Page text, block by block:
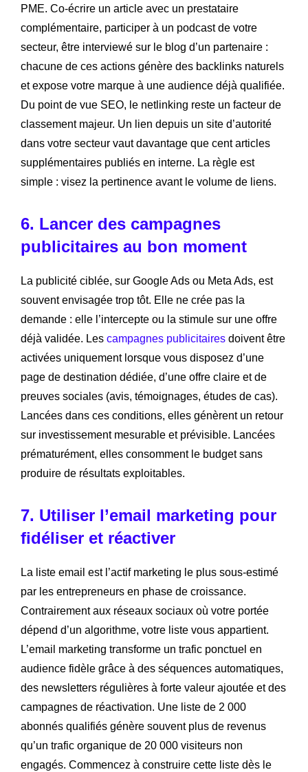
PME. Co-écrire un article avec un prestataire
complémentaire, participer à un podcast de votre
secteur, être interviewé sur le blog d’un partenaire :
chacune de ces actions génère des backlinks naturels
et expose votre marque à une audience déjà qualifiée.
Du point de vue SEO, le netlinking reste un facteur de
classement majeur. Un lien depuis un site d’autorité
dans votre secteur vaut davantage que cent articles
supplémentaires publiés en interne. La règle est
simple : visez la pertinence avant le volume de liens.
6. Lancer des campagnes
publicitaires au bon moment
La publicité ciblée, sur Google Ads ou Meta Ads, est
souvent envisagée trop tôt. Elle ne crée pas la
demande : elle l’intercepte ou la stimule sur une offre
déjà validée. Les campagnes publicitaires doivent être
activées uniquement lorsque vous disposez d’une
page de destination dédiée, d’une offre claire et de
preuves sociales (avis, témoignages, études de cas).
Lancées dans ces conditions, elles génèrent un retour
sur investissement mesurable et prévisible. Lancées
prématurément, elles consomment le budget sans
produire de résultats exploitables.
7. Utiliser l’email marketing pour
fidéliser et réactiver
La liste email est l’actif marketing le plus sous-estimé
par les entrepreneurs en phase de croissance.
Contrairement aux réseaux sociaux où votre portée
dépend d’un algorithme, votre liste vous appartient.
L’email marketing transforme un trafic ponctuel en
audience fidèle grâce à des séquences automatiques,
des newsletters régulières à forte valeur ajoutée et des
campagnes de réactivation. Une liste de 2 000
abonnés qualifiés génère souvent plus de revenus
qu’un trafic organique de 20 000 visiteurs non
engagés. Commencez à construire cette liste dès le